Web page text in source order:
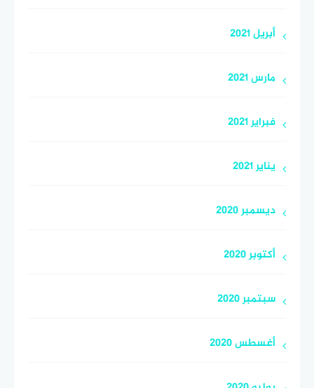
أبريل 2021
مارس 2021
فبراير 2021
يناير 2021
ديسمبر 2020
أكتوبر 2020
سبتمبر 2020
أغسطس 2020